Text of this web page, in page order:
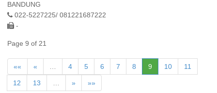
BANDUNG
022-5227225/ 081221687222
-
Page 9 of 21
«« « 4 5 6 7 8 9 10 11
12 13 » »»